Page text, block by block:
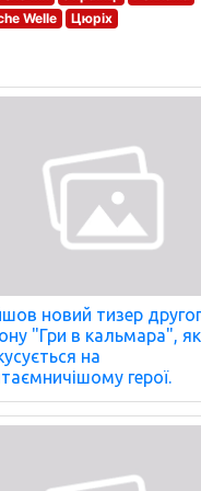
Welle Цюріх
новий тизер
"Гри в кальмара",
на
герої.